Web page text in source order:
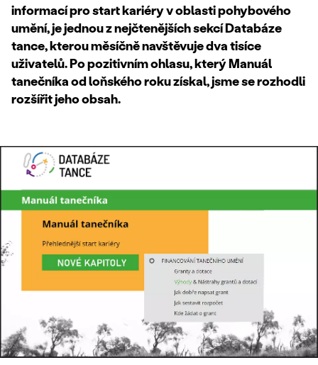
informací pro start kariéry v oblasti pohybového
umění, je jednou z nejčtenějších sekcí Databáze
tance, kterou měsíčně navštěvuje dva tisíce
uživatelů. Po pozitivním ohlasu, který Manuál
tanečníka od loňského roku získal, jsme se rozhodli
rozšířit jeho obsah.